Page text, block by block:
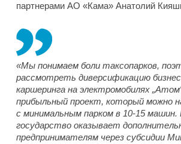
партнерами АО «Кама» Анатолий
«Мы понимаем боли таксопарков,
рассмотреть диверсификацию
каршеринга на электромобилях
прибыльный проект, который можно
с минимальным парком в 10-15
государство оказывает
предпринимателям через субсидии